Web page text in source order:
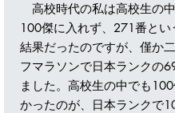
高校時代の私は高校生の
100傑に入れず、271番とい
結果だったのですが、僅か
フマラソンで日本ランクの
ました。高校生の中でも
かったのが、日本ランクで